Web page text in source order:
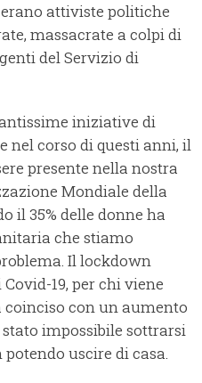
attiviste politiche
massacrate a colpi di
del Servizio di
iniziative di
nel corso di questi anni, il
presente nella nostra
Mondiale della
il 35% delle donne ha
che stiamo
Il lockdown
19, per chi viene
con un aumento
impossibile sottrarsi
uscire di casa.